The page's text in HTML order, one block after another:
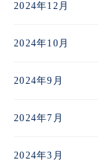
2024年12月
2024年10月
2024年9月
2024年7月
2024年3月